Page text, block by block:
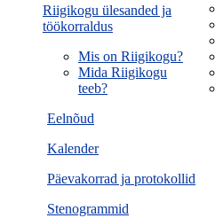
Eelnõud
Kalender
Päevakorrad ja protokollid
Stenogrammid
Riigikogu ülesanded ja
töökorraldus
Mis on Riigikogu?
Mida Riigikogu
teeb?